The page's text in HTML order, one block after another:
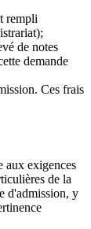
rempli
de notes
demande
Ces frais
aux exigences
de la
d'admission, y